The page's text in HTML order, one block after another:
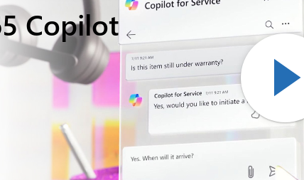
Copilot
